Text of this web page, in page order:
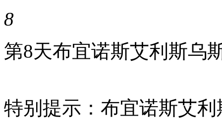
8
第8天布宜诺斯艾利斯乌
特别提示：布宜诺斯艾